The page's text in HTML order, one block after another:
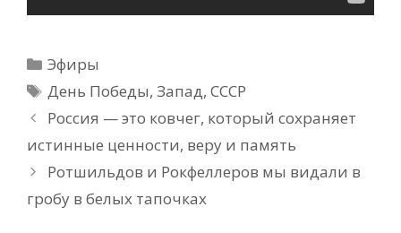
Рубрики
Эфиры
Метки
День Победы,Запад,СССР
Россия — это ковчег, который сохраняет
истинные ценности, веру и память
Ротшильдов и Рокфеллеров мы видали в
гробу в белых тапочках